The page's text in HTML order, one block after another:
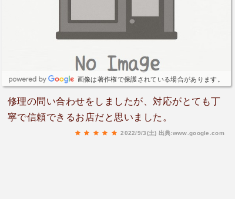
画像は著作権で保護されている場合があります。
修理の問い合わせをしましたが、対応がとても丁
寧で信頼できるお店だと思いました。
2022/9/3(土) 出典:www.google.com